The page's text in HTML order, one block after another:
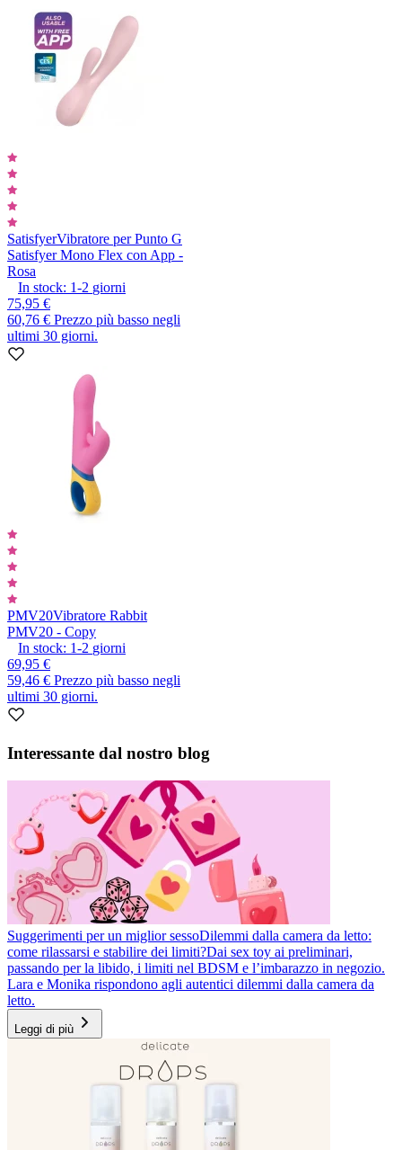
SatisfyerVibratore per Punto G
Satisfyer Mono Flex con App -
Rosa
In stock: 1-2 giorni
75,95 €
60,76 € Prezzo più basso negli
ultimi 30 giorni.
PMV20Vibratore Rabbit
PMV20 - Copy
In stock: 1-2 giorni
69,95 €
59,46 € Prezzo più basso negli
ultimi 30 giorni.
Interessante dal nostro blog
Suggerimenti per un miglior sessoDilemmi dalla camera da letto:
come rilassarsi e stabilire dei limiti?Dai sex toy ai preliminari,
passando per la libido, i limiti nel BDSM e l’imbarazzo in negozio.
Lara e Monika rispondono agli autentici dilemmi dalla camera da
letto.
Leggi di più